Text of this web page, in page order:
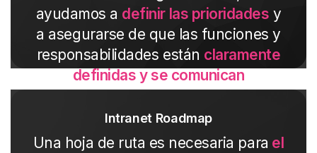
ayudamos a definir las prioridades y
a asegurarse de que las funciones y
responsabilidades están claramente
definidas y se comunican
correctamente.
Intranet Roadmap
Una hoja de ruta es necesaria para el